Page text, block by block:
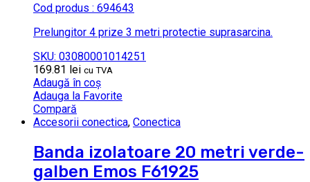
Cod produs : 694643
Prelungitor 4 prize 3 metri protectie suprasarcina.
SKU: 03080001014251
169.81 lei cu TVA
Adaugă în coș
Adauga la Favorite
Compară
Accesorii conectica, Conectica
Banda izolatoare 20 metri verde-
galben Emos F61925